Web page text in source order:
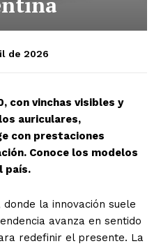
de 2026
con vinchas visibles y
auriculares,
con prestaciones
Conoce los modelos
país.
la innovación suele
avanza en sentido
redefinir el presente. La